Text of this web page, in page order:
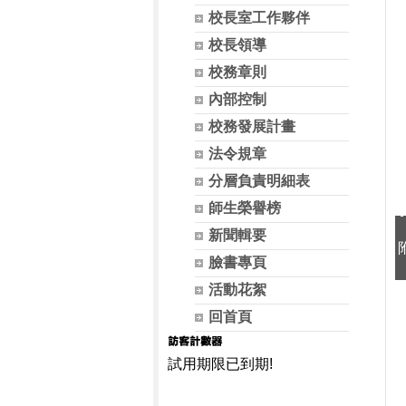
校長室工作夥伴
校長領導
校務章則
內部控制
校務發展計畫
法令規章
分層負責明細表
師生榮譽榜
新聞輯要
臉書專頁
活動花絮
回首頁
試用期限已到期!